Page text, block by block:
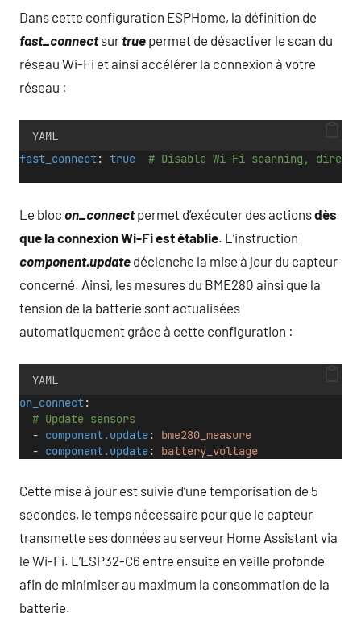
Dans cette configuration ESPHome, la définition de
fast_connectsur true permet de désactiver le scan du
réseau Wi-Fi et ainsi accélérer la connexion à votre
réseau :
YAML
fast_connect: true # Disable Wi-Fi scanning,
Le bloc on_connectpermet d’exécuter des actionsdès
que la connexion Wi-Fi est établie. L’instruction
component.update déclenche la mise à jour du capteur
concerné. Ainsi, les mesures du BME280 ainsi que la
tension de la batterie sont actualisées
automatiquement grâce à cette configuration :
YAML
on_connect:
# Update sensors
  -
component.update: bme280_measure
  -
component.update: battery_voltage
Cette mise à jour est suivie d’une temporisation de 5
secondes, le temps nécessaire pour que le capteur
transmette ses données au serveur Home Assistant via
le Wi-Fi. L’ESP32-C6 entre ensuite en veille profonde
afin de minimiser au maximum la consommation de la
batterie.